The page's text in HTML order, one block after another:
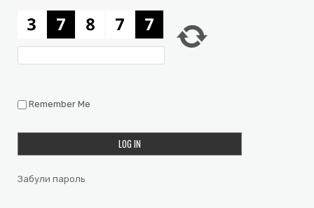
Remember Me
Забули пароль